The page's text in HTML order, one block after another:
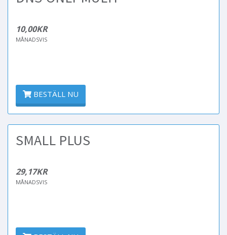
10,00KR
MÅNADSVIS
BESTÄLL NU
SMALL PLUS
29,17KR
MÅNADSVIS